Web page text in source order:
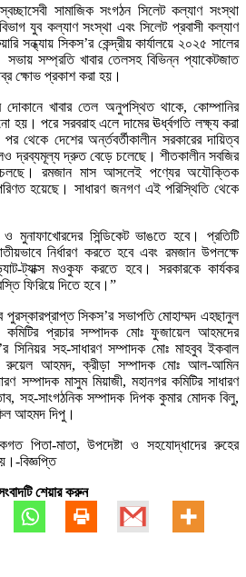
সামাজিক সংগঠন সিলেট কল্যাণ সংস্থা
যুব কল্যাণ সংস্থা এবং সিলেট প্রবাসী কল্যাণ
সন্ধ্যায় সিকস’র কেন্দ্রীয় কার্যালয়ে ২০২৫ সালের
সম্প্রতি খাবার তেলসহ বিভিন্ন প্যাকেটজাত
ক্ষোভ প্রকাশ করা হয়।
দোকানে খাবার তেল অনুপস্থিত থাকে, কোম্পানির
হয়। পরে সরবরাহ এলে দামের ঊর্ধ্বগতি লক্ষ্য করা
দেশের অর্ন্তবর্তীকালীন সরকারের দায়িত্ব
দ্রব্যমূল্য দ্রুত বেড়ে চলেছে। শীতকালীন সবজির
চলছে। রমজান মাস আসলেই পণ্যের অযৌক্তিক
হয়েছে। সাধারণ জনগণ এই পরিস্থিতি থেকে
সিন্ডিকেট ভাঙতে হবে। প্রতিটি
নির্ধারণ করতে হবে এবং রমজান উপলক্ষে
ট্যাক্স মওকুফ করতে হবে। সরকারকে কার্যকর
ফিরিয়ে দিতে হবে।”
সিকস’র সভাপতি মোহাম্মদ এহছানুল
প্রচার সম্পাদক মোঃ ফুজায়েল আহমদের
সিনিয়র সহ-সাধারণ সম্পাদক মোঃ মাহবুব ইকবাল
রুয়েল আহমদ, ক্রীড়া সম্পাদক মোঃ আল-আমিন
সম্পাদক মাসুম মিয়াজী, মহানগর কমিটির সাধারণ
সহ-সাংগঠনিক সম্পাদক দিপক কুমার মোদক বিলু,
আহমদ দিপু।
পিতা-মাতা, উপদেষ্টা ও সহযোদ্ধাদের রুহের
বিজ্ঞপ্তি
শেয়ার করুন